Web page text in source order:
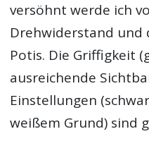
versöhnt werde ich
Drehwiderstand und
Potis. Die Griffigkeit
ausreichende
Einstellungen
weißem Grund) sind